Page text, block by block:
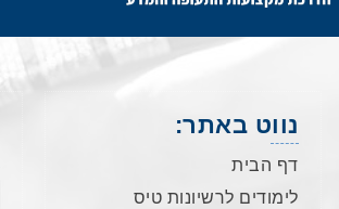
נווט באתר:
דף הבית
לימודים לרשיונות טיס